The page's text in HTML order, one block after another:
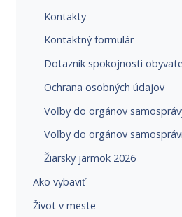
Kontakty
Kontaktný formulár
Dotazník spokojnosti
Ochrana osobných údajov
Voľby do orgánov
Voľby do orgánov
Žiarsky jarmok 2026
Ako vybaviť
Život v meste